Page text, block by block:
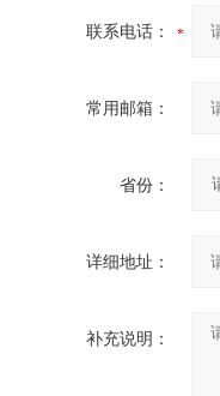
联系电话：
常用邮箱：
省份：
详细地址：
补充说明：